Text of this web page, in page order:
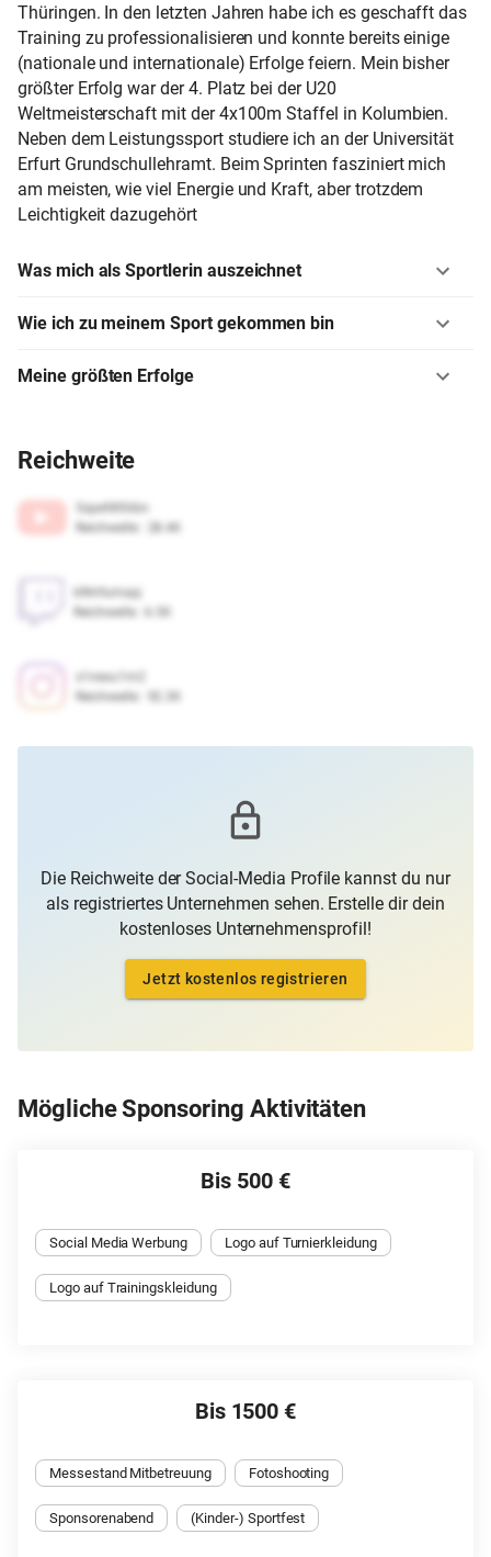
Thüringen. In den letzten Jahren habe ich es geschafft das
Training zu professionalisieren und konnte bereits einige
(nationale und internationale) Erfolge feiern. Mein bisher
größter Erfolg war der 4. Platz bei der U20
Weltmeisterschaft mit der 4x100m Staffel in Kolumbien.
Neben dem Leistungssport studiere ich an der Universität
Erfurt Grundschullehramt. Beim Sprinten fasziniert mich
am meisten, wie viel Energie und Kraft, aber trotzdem
Leichtigkeit dazugehört
Was mich als Sportlerin auszeichnet
Wie ich zu meinem Sport gekommen bin
Meine größten Erfolge
Reichweite
5spe989iibn
Reichweite
28.4K
bfkhfumxpj
Reichweite
6.5K
s1nexu1rn2
Reichweite
92.3K
Die Reichweite der Social-Media Profile kannst du nur
als registriertes Unternehmen sehen. Erstelle dir dein
kostenloses Unternehmensprofil!
Jetzt kostenlos registrieren
Mögliche Sponsoring Aktivitäten
Bis 500 €
Social Media Werbung Logo auf Turnierkleidung
Logo auf Trainingskleidung
Bis 1500 €
Messestand Mitbetreuung Fotoshooting
Sponsorenabend (Kinder-) Sportfest